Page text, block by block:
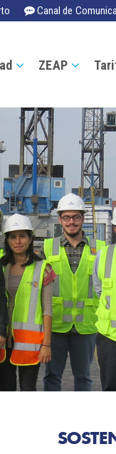
Canal de
ZEAP